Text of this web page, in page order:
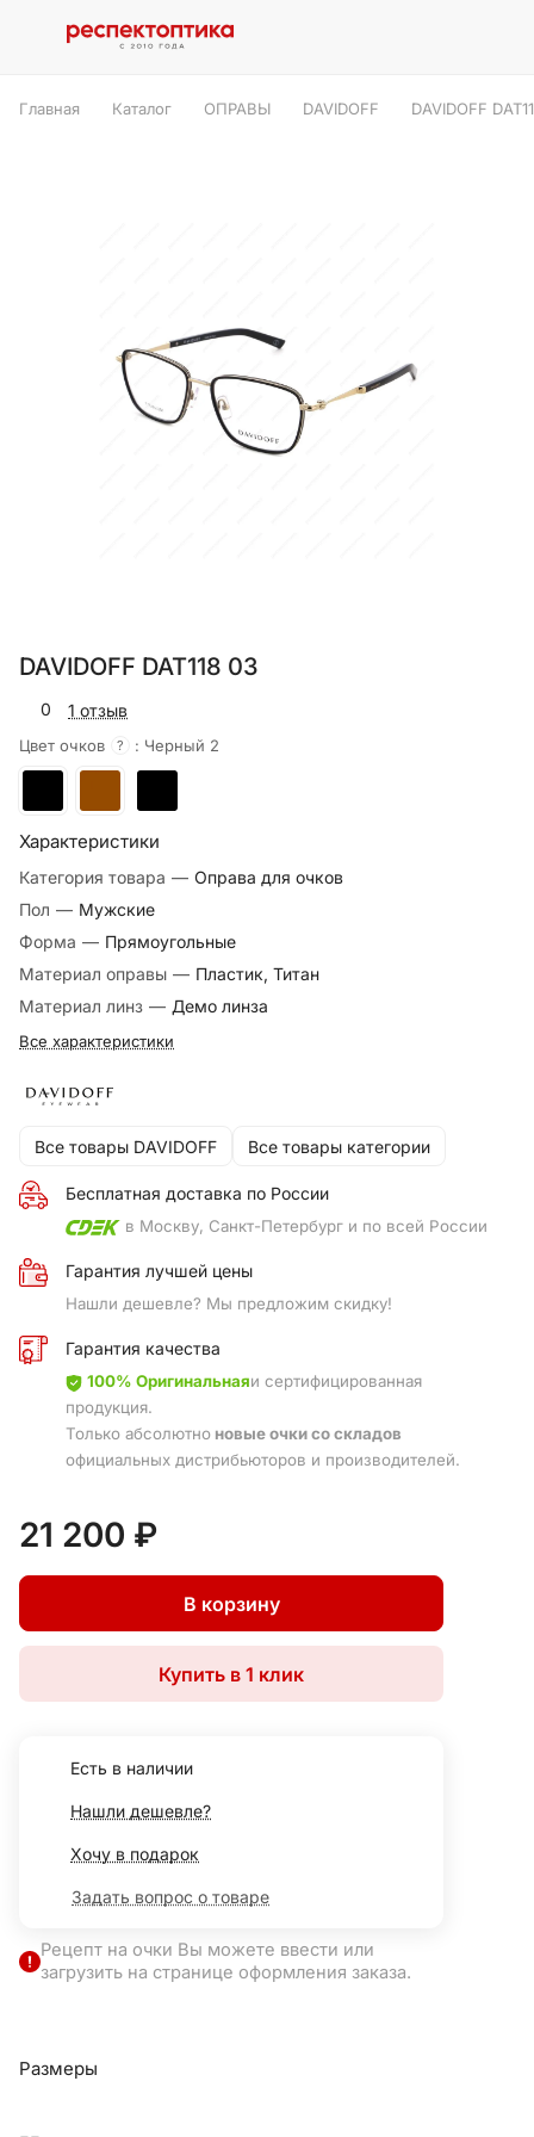
Главная Каталог ОПРАВЫ DAVIDOFF DAVIDOFF
DAVIDOFF DAT118 03
0 1 отзыв
Цвет очков ? : Черный 2
Характеристики
Категория товара — Оправа для очков
Пол — Мужские
Форма — Прямоугольные
Материал оправы — Пластик, Титан
Материал линз — Демо линза
Все характеристики
Все товары DAVIDOFF Все товары категории
Бесплатная доставка по России
в Москву, Санкт-Петербург и по всей России
Гарантия лучшей цены
Нашли дешевле? Мы предложим скидку!
Гарантия качества
100% Оригинальнаяи сертифицированная
продукция.
Только абсолютно новые очки со складов
официальных дистрибьюторов и производителей.
21 200 ₽
В корзину
Купить в 1 клик
Есть в наличии
Нашли дешевле?
Хочу в подарок
Задать вопрос о товаре
Рецепт на очки Вы можете ввести или
загрузить на странице оформления заказа.
Размеры